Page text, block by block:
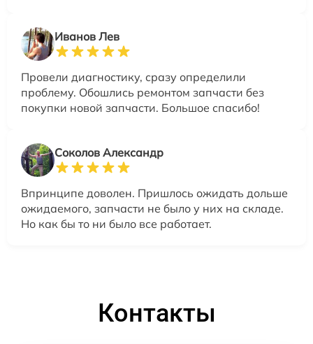
Иванов Лев
Провели диагностику, сразу определили
проблему. Обошлись ремонтом запчасти без
покупки новой запчасти. Большое спасибо!
Соколов Александр
Впринципе доволен. Пришлось ожидать дольше
ожидаемого, запчасти не было у них на складе.
Но как бы то ни было все работает.
Контакты